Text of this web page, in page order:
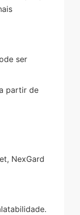
ser
partir de
NexGard